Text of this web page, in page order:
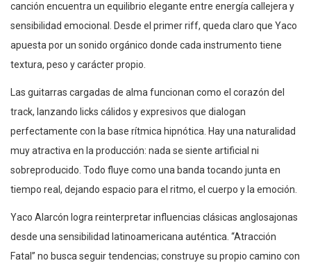
canción encuentra un equilibrio elegante entre energía callejera y
sensibilidad emocional. Desde el primer riff, queda claro que Yaco
apuesta por un sonido orgánico donde cada instrumento tiene
textura, peso y carácter propio.
Las guitarras cargadas de alma funcionan como el corazón del
track, lanzando licks cálidos y expresivos que dialogan
perfectamente con la base rítmica hipnótica. Hay una naturalidad
muy atractiva en la producción: nada se siente artificial ni
sobreproducido. Todo fluye como una banda tocando junta en
tiempo real, dejando espacio para el ritmo, el cuerpo y la emoción.
Yaco Alarcón logra reinterpretar influencias clásicas anglosajonas
desde una sensibilidad latinoamericana auténtica. “Atracción
Fatal” no busca seguir tendencias; construye su propio camino con